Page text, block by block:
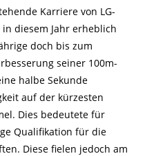
Karriere von LG-
diesem Jahr erheblich
doch bis zum
seiner 100m-
halbe Sekunde
auf der kürzesten
Dies bedeutete für
Qualifikation für die
Diese fielen jedoch am